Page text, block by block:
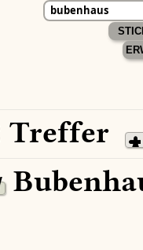
Treffer